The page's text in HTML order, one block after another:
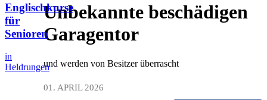
Englischkurse
für
Senioren
in
Heldrungen
Unbekannte beschädigen
Garagentor
und werden von Besitzer überrascht
01. APRIL 2026